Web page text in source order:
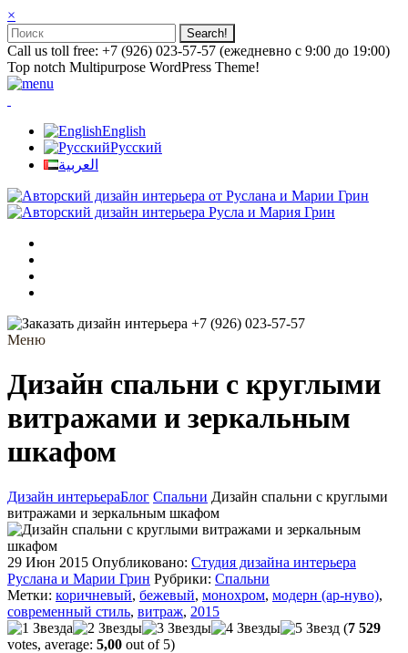
×
Call us toll free: +7 (926) 023-57-57 (ежедневно с 9:00 до 19:00)
Top notch Multipurpose WordPress Theme!
English
Русский
العربية
+7 (926) 023-57-57
Меню
Дизайн спальни с круглыми
витражами и зеркальным
шкафом
Дизайн интерьераБлог Спальни Дизайн спальни с круглыми
витражами и зеркальным шкафом
29 Июн 2015 Опубликовано: Студия дизайна интерьера
Руслана и Марии Грин Рубрики: Спальни
Метки: коричневый, бежевый, монохром, модерн (ар-нуво),
современный стиль, витраж, 2015
(7 529
votes, average: 5,00 out of 5)